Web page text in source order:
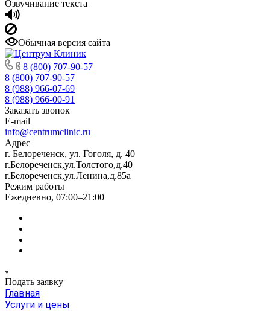
Озвучивание текста
Обычная версия сайта
8 (800) 707-90-57
8 (800) 707-90-57
8 (988) 966-07-69
8 (988) 966-00-91
Заказать звонок
E-mail
info@centrumclinic.ru
Адрес
г. Белореченск, ул. Гоголя, д. 40
г.Белореченск,ул.Толстого,д.40
г.Белореченск,ул.Ленина,д.85а
Режим работы
Ежедневно, 07:00–21:00
Подать заявку
Главная
Услуги и цены